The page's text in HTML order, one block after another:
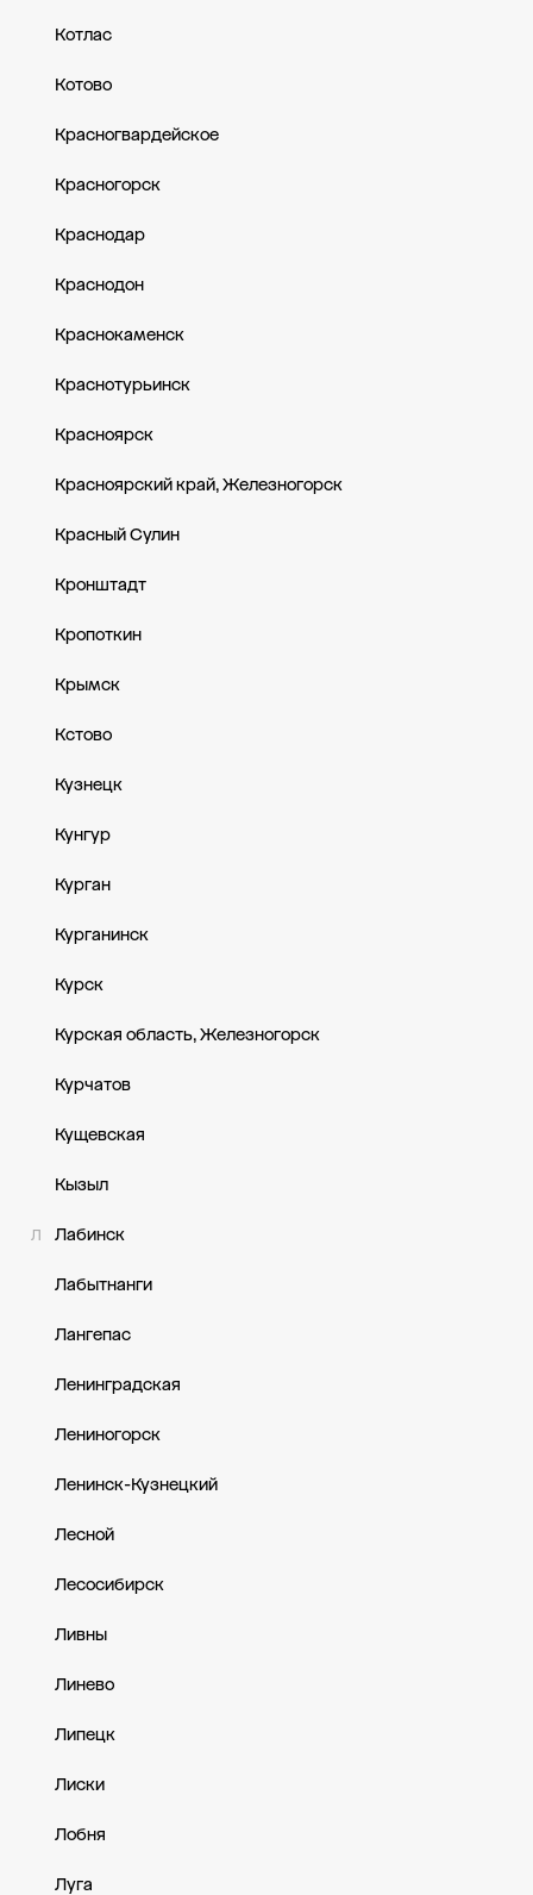
Котлас
Котово
Красногвардейское
Красногорск
Краснодар
Краснодон
Краснокаменск
Краснотурьинск
Красноярск
Красноярский край, Железногорск
Красный Сулин
Кронштадт
Кропоткин
Крымск
Кстово
Кузнецк
Кунгур
Курган
Курганинск
Курск
Курская область, Железногорск
Курчатов
Кущевская
Кызыл
Л Лабинск
Лабытнанги
Лангепас
Ленинградская
Лениногорск
Ленинск-Кузнецкий
Лесной
Лесосибирск
Ливны
Линево
Липецк
Лиски
Лобня
Луга